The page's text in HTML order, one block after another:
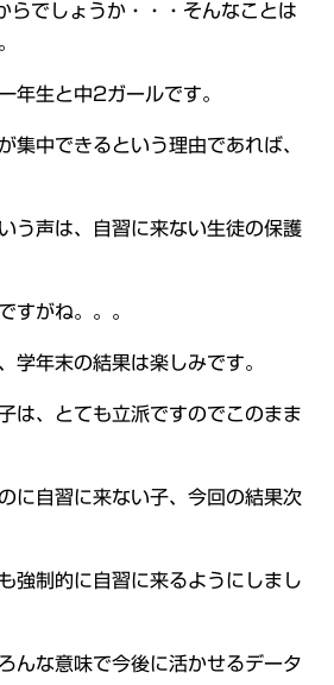
らでしょうか・・・そんなことは
年生と中2ガールです。
集中できるという理由であれば、
う声は、自習に来ない生徒の保護
すがね。。。
学年末の結果は楽しみです。
は、とても立派ですのでこのまま
に自習に来ない子、今回の結果次
強制的に自習に来るようにしまし
んな意味で今後に活かせるデータ